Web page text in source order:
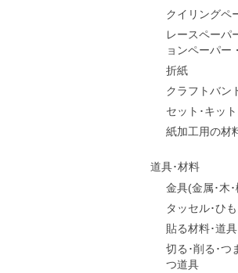
クイリングペ
レースペーパ
ョンペーパー
折紙
クラフトバン
セット･キット
紙加工用の材
道具･材料
金具(金属･木･
タッセル･ひも
貼る材料･道具
切る･削る･つ
つ道具